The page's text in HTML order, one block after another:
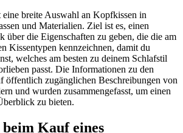
breite Auswahl an Kopfkissen in
und Materialien. Ziel ist es, einen
über die Eigenschaften zu geben, die die am
Kissentypen kennzeichnen, damit du
welches am besten zu deinem Schlafstil
passt. Die Informationen zu den
öffentlich zugänglichen Beschreibungen von
und wurden zusammengefasst, um einen
zu bieten.
Kauf eines